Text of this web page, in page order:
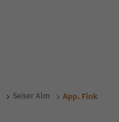
Seiser Alm App. Fink